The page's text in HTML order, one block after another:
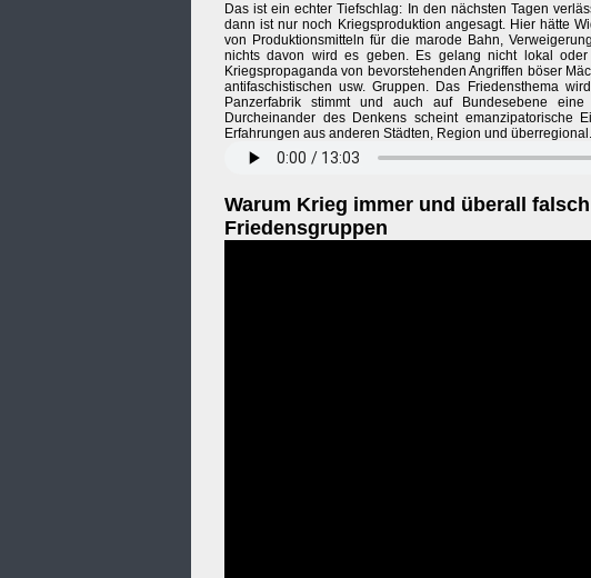
Das ist ein echter Tiefschlag: In den nächsten Tagen
dann ist nur noch Kriegsproduktion angesagt. Hier hätte
von Produktionsmitteln für die marode Bahn,
nichts davon wird es geben. Es gelang nicht lokal
Kriegspropaganda von bevorstehenden Angriffen böser
antifaschistischen usw. Gruppen. Das Friedensthema
Panzerfabrik stimmt und auch auf Bundesebene
Durcheinander des Denkens scheint
Erfahrungen aus anderen Städten, Region und
Warum Krieg immer und überall
Friedensgruppen